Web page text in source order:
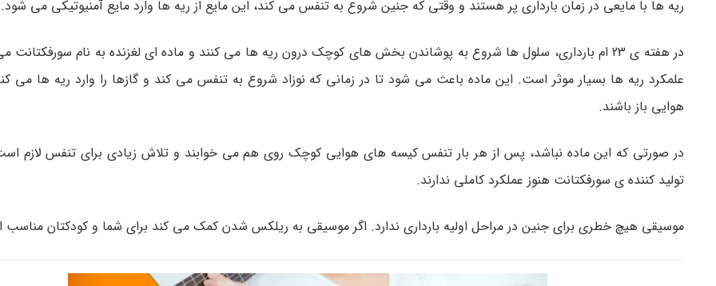
ریه ها با مایعی در زمان بارداری پر هستند و وقتی که جنین شروع به تنفس می کند، این مایع از ریه ها وارد مایع آمنیوتیکی می شود.
در هفته ی 23 ام بارداری، سلول ها شروع به پوشاندن بخش های کوچک درون ریه ها می کنند و ماده ای لغزنده به نام سورفکتانت
علمکرد ریه ها بسیار موثر است. این ماده باعث می شود تا در زمانی که نوزاد شروع به تنفس می کند و گازها را وارد ریه ها می
هوایی باز باشند.
در صورتی که این ماده نباشد، پس از هر بار تنفس کیسه های هوایی کوچک روی هم می خوابند و تلاش زیادی برای تنفس لازم
تولید کننده ی سورفکتانت هنوز عملکرد کاملی ندارند.
موسیقی هیچ خطری برای جنین در مراحل اولیه بارداری ندارد. اگر موسیقی به ریلکس شدن کمک می کند برای شما و کودکتان